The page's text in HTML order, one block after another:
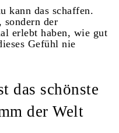
kann das schaffen.
sondern der
erlebt haben, wie gut
Gefühl nie
das schönste
der Welt